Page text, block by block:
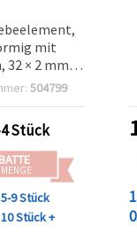
mit
32 × 2 mm,
19 mm,
für
504799
Stück
5-9 Stück
10 Stück +